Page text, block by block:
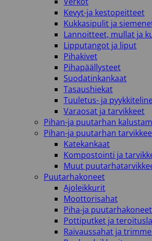
Kevyt-ja kestopeitteet
Kukkasipulit ja
Lannoitteet, mullat ja
Lipputangot ja liput
Pihakivet
Pihapäällysteet
Suodatinkankaat
Tasaushiekat
Tuuletus- ja
Varaosat ja tarvikkeet
Pihan-ja puutarhan
Pihan-ja puutarhan
Katekankaat
Kompostointi ja
Muut
Puutarhakoneet
Ajoleikkurit
Moottorisahat
Piha-ja puutarhakoneet
Pottiputket ja
Raivaussahat ja